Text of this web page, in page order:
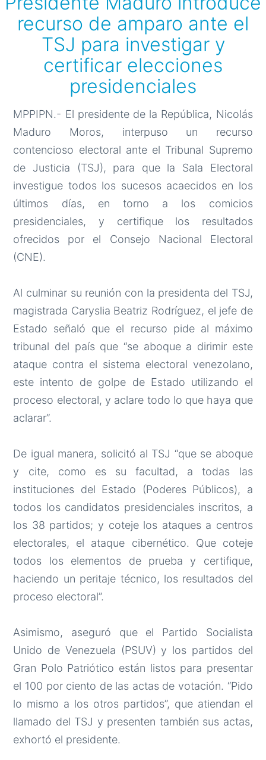
recurso de amparo ante el
TSJ para investigar y
certificar elecciones
presidenciales
MPPIPN.- El presidente de la República, Nicolás
Maduro Moros, interpuso un recurso
contencioso electoral ante el Tribunal Supremo
de Justicia (TSJ), para que la Sala Electoral
investigue todos los sucesos acaecidos en los
últimos días, en torno a los comicios
presidenciales, y certifique los resultados
ofrecidos por el Consejo Nacional Electoral
(CNE).
Al culminar su reunión con la presidenta del TSJ,
magistrada Caryslia Beatriz Rodríguez, el jefe de
Estado señaló que el recurso pide al máximo
tribunal del país que “se aboque a dirimir este
ataque contra el sistema electoral venezolano,
este intento de golpe de Estado utilizando el
proceso electoral, y aclare todo lo que haya que
aclarar”.
De igual manera, solicitó al TSJ “que se aboque
y cite, como es su facultad, a todas las
instituciones del Estado (Poderes Públicos), a
todos los candidatos presidenciales inscritos, a
los 38 partidos; y coteje los ataques a centros
electorales, el ataque cibernético. Que coteje
todos los elementos de prueba y certifique,
haciendo un peritaje técnico, los resultados del
proceso electoral”.
Asimismo, aseguró que el Partido Socialista
Unido de Venezuela (PSUV) y los partidos del
Gran Polo Patriótico están listos para presentar
el 100 por ciento de las actas de votación. “Pido
lo mismo a los otros partidos”, que atiendan el
llamado del TSJ y presenten también sus actas,
exhortó el presidente.